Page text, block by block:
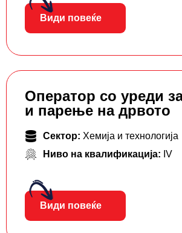
Види повеќе
Оператор со уреди
и парење на дрвото
Сектор: Хемија и технологија
Ниво на квалификација: IV
Види повеќе